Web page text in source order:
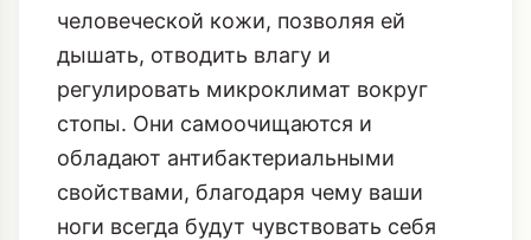
человеческой кожи, позволяя ей
дышать, отводить влагу и
регулировать микроклимат вокруг
стопы. Они самоочищаются и
обладают антибактериальными
свойствами, благодаря чему ваши
ноги всегда будут чувствовать себя